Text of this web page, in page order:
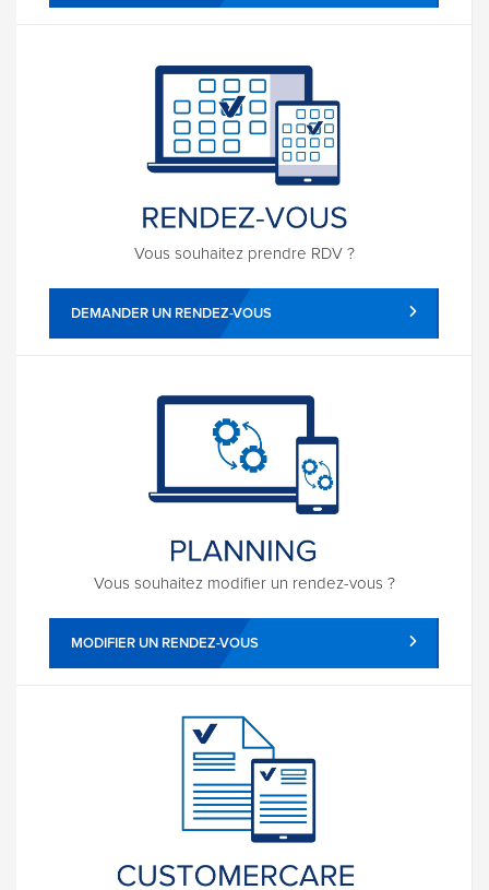
Vous souhaitez prendre RDV ?
DEMANDER UN RENDEZ-VOUS
Vous souhaitez modifier un rendez-vous ?
MODIFIER UN RENDEZ-VOUS